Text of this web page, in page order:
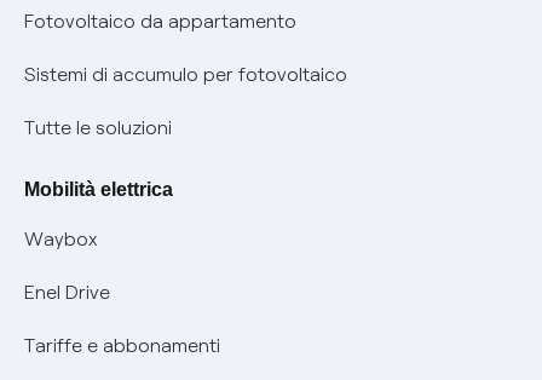
Parental Control – Navigazione sicura
Informazioni precontrattuali prodotti e servizi
Condizioni generali di contratto prodotti e servizi
Remit
Certificazioni
Nuove regole europee per la protezione dei dati
Offerte Placet non vulnerabili
Offerta Tutela Vulnerabilità Gas
Mobilità Elettrica
Phishing e truffe online
Fotovoltaico da appartamento
Sistemi di accumulo per fotovoltaico
Tutte le soluzioni
Mobilità elettrica
Waybox
Enel Drive
Tariffe e abbonamenti